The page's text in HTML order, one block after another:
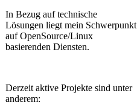
In Bezug auf technische
Lösungen liegt mein Schwerpunkt
auf OpenSource/Linux
basierenden Diensten.
Derzeit aktive Projekte sind unter
anderem: